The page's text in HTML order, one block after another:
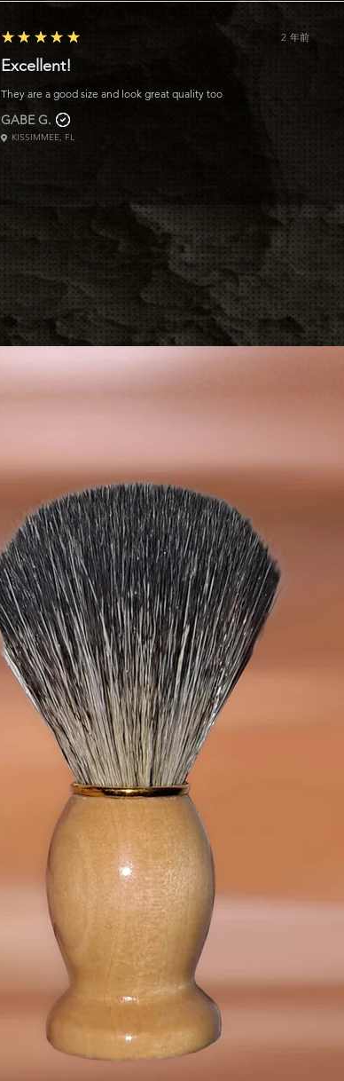
2 年前
5
★★★★★
Excellent!
They are a good size and look great quality too
GABE G.
KISSIMMEE, FL